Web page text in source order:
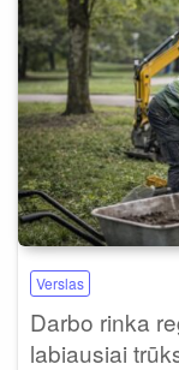
Verslas
Darbo rinka
labiausiai